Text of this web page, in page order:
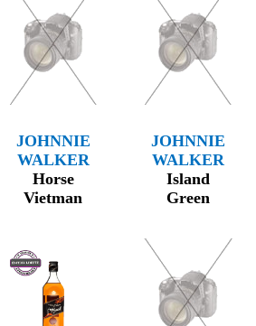
JOHNNIE
WALKER
Horse
Vietman
JOHNNIE
WALKER
Island
Green